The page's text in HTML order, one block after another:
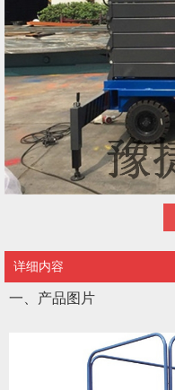
详细内容
一、产品图片